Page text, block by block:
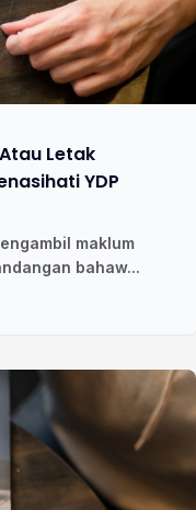
Letak
YDP
maklum
bahaw...